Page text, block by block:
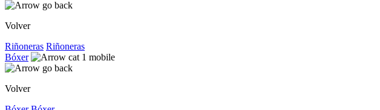
Volver
Riñoneras Riñoneras
Bóxer
Volver